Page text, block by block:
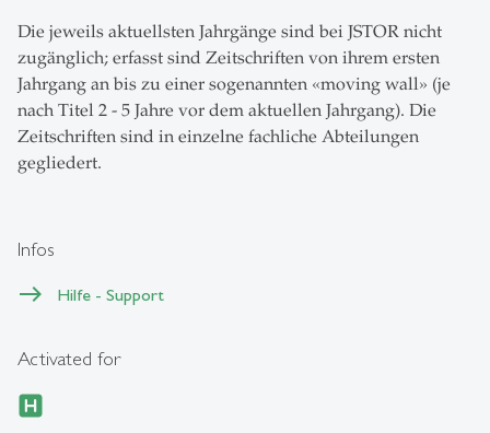
Die jeweils aktuellsten Jahrgänge sind bei JSTOR nicht
zugänglich; erfasst sind Zeitschriften von ihrem ersten
Jahrgang an bis zu einer sogenannten «moving wall» (je
nach Titel 2 - 5 Jahre vor dem aktuellen Jahrgang). Die
Zeitschriften sind in einzelne fachliche Abteilungen
gegliedert.
Infos
Hilfe - Support
Activated for